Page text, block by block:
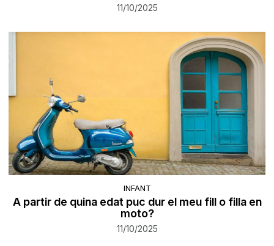
11/10/2025
INFANT
A partir de quina edat puc dur el meu fill o filla en
moto?
11/10/2025